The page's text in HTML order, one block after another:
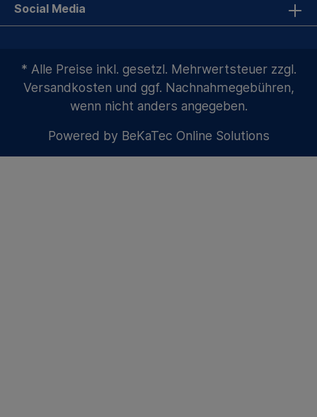
Social Media
* Alle Preise inkl. gesetzl. Mehrwertsteuer zzgl.
Versandkosten und ggf. Nachnahmegebühren,
wenn nicht anders angegeben.
Powered by BeKaTec Online Solutions